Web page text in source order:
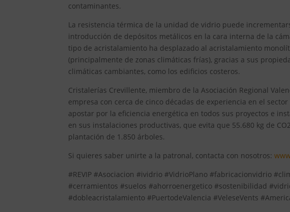
contaminantes.
La resistencia térmica de la unidad de vidrio puede
introducción de depósitos metálicos en la cara interna de la
tipo de acristalamiento ha desplazado al acristalamiento
(principalmente de zonas climáticas frías), gracias a sus
climáticas cambiantes, como los edificios costeros.
Cristalerías Crevillente, miembro de la Asociación Regional
empresa con cerca de cinco décadas de experiencia en el
apostar por la eficiencia energética en todos sus proyectos e
en sus instalaciones productivas, que evita que 55.680 kg de
plantación de 1.850 árboles.
Si quieres saber unirte a la patronal, contacta con nosotros:
#REVIP #Asociacion #ividrio #VidrioPlano #fabricacionvidrio
#cerramientos #suelos #ahorroenergetico #sostenibilidad
#dobleacristalamiento #PuertodeValencia #VeleseVents